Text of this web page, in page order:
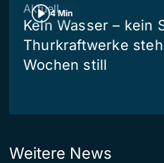
4 Min
Aktuell
Kein Wasser – kein
Thurkraftwerke
Wochen still
Weitere News